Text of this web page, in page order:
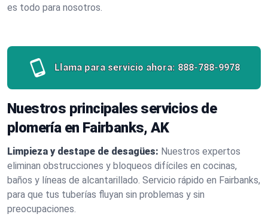
es todo para nosotros.
Llama para servicio ahora: 888-788-9978
Nuestros principales servicios de
plomería en Fairbanks, AK
Limpieza y destape de desagües: Nuestros expertos
eliminan obstrucciones y bloqueos difíciles en cocinas,
baños y líneas de alcantarillado. Servicio rápido en Fairbanks,
para que tus tuberías fluyan sin problemas y sin
preocupaciones.